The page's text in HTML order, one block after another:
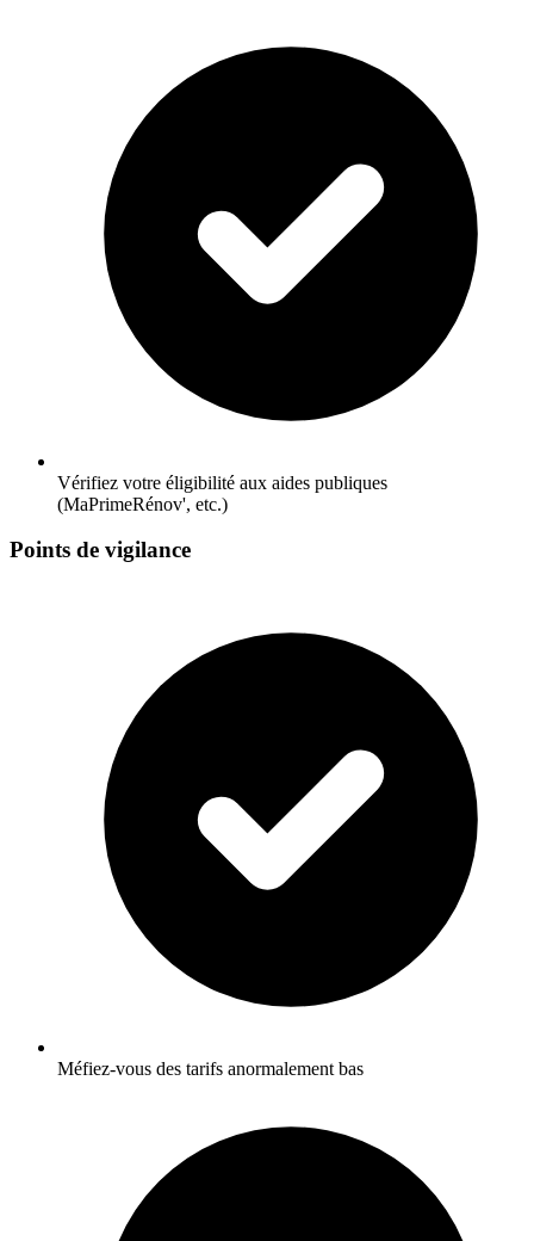
Vérifiez votre éligibilité aux aides publiques
(MaPrimeRénov', etc.)
Points de vigilance
Méfiez-vous des tarifs anormalement bas